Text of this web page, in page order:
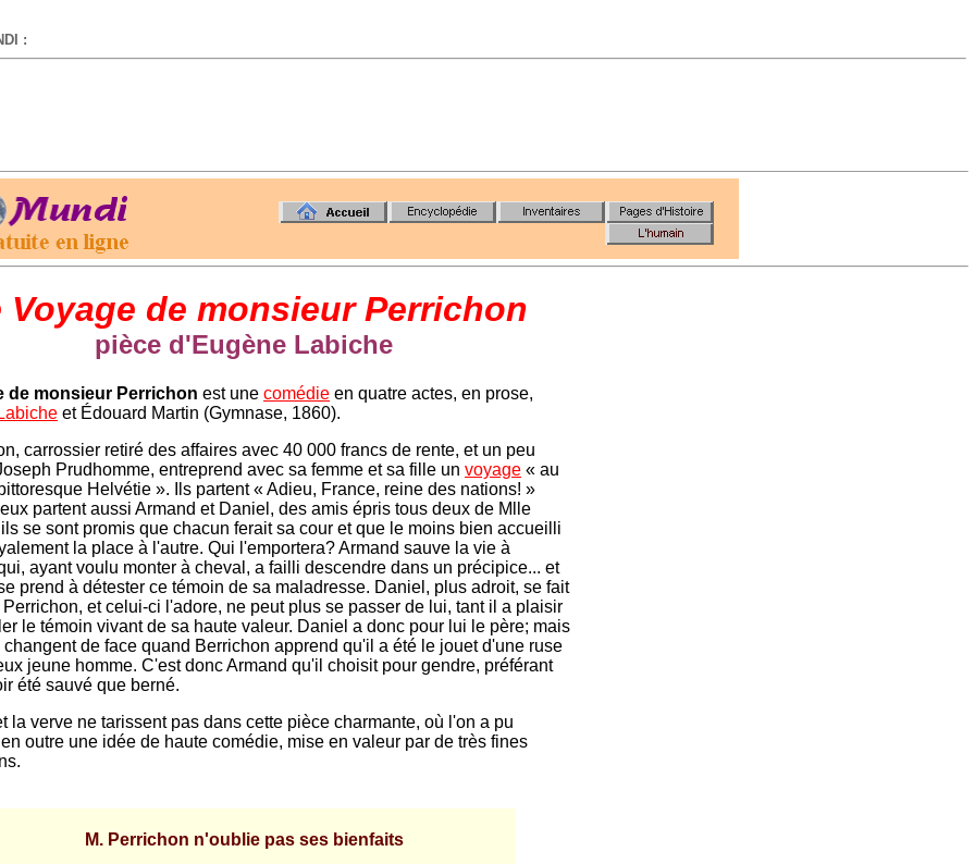
:
Voyage de monsieur Perrichon
pièce d'Eugène Labiche
de monsieur Perrichon est une comédie en quatre actes, en prose,
et Édouard Martin (Gymnase, 1860).
carrossier retiré des affaires avec 40 000 francs de rente, et un peu
Prudhomme, entreprend avec sa femme et sa fille un voyage « au
Helvétie ». Ils partent « Adieu, France, reine des nations! »
partent aussi Armand et Daniel, des amis épris tous deux de Mlle
se sont promis que chacun ferait sa cour et que le moins bien accueilli
la place à l'autre. Qui l'emportera? Armand sauve la vie à
ayant voulu monter à cheval, a failli descendre dans un précipice... et
prend à détester ce témoin de sa maladresse. Daniel, plus adroit, se fait
et celui-ci l'adore, ne peut plus se passer de lui, tant il a plaisir
le témoin vivant de sa haute valeur. Daniel a donc pour lui le père; mais
changent de face quand Berrichon apprend qu'il a été le jouet d'une ruse
jeune homme. C'est donc Armand qu'il choisit pour gendre, préférant
été sauvé que berné.
la verve ne tarissent pas dans cette pièce charmante, où l'on a pu
outre une idée de haute comédie, mise en valeur par de très fines
M. Perrichon n'oublie pas ses bienfaits